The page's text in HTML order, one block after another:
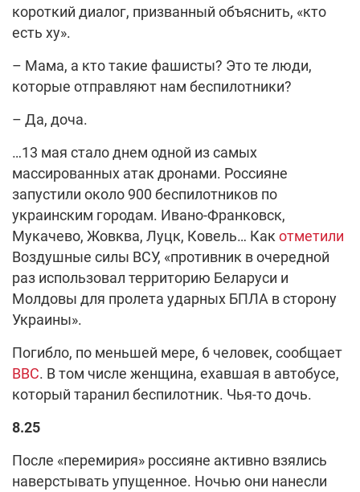
короткий диалог, призванный объяснить, «кто
есть ху».
– Мама, а кто такие фашисты? Это те люди,
которые отправляют нам беспилотники?
– Да, доча.
…13 мая стало днем одной из самых
массированных атак дронами. Россияне
запустили около 900 беспилотников по
украинским городам. Ивано-Франковск,
Мукачево, Жовква, Луцк, Ковель… Как отметили
Воздушные силы ВСУ, «противник в очередной
раз использовал территорию Беларуси и
Молдовы для пролета ударных БПЛА в сторону
Украины».
Погибло, по меньшей мере, 6 человек, сообщает
ВВС. В том числе женщина, ехавшая в автобусе,
который таранил беспилотник. Чья-то дочь.
8.25
После «перемирия» россияне активно взялись
наверстывать упущенное. Ночью они нанесли